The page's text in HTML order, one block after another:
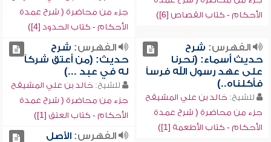
الأحكام - كتاب القصاص [6])
جزء من محاضرة ( شرح عمدة
الأحكام - كتاب الحدود [4])
الفهرس: شرح
حديث أسماء: (نحرنا
على عهد رسول الله فرساً
فأكلناه..)
للشيخ: خالد بن علي المشيقح
جزء من محاضرة ( شرح عمدة
الأحكام - كتاب الأطعمة [1])
الفهرس: شرح
حديث: (من أعتق شركاً
له في عبد ...)
للشيخ: خالد بن علي المشيقح
جزء من محاضرة ( شرح عمدة
الأحكام - كتاب العتق [1])
الفهرس:الأصل